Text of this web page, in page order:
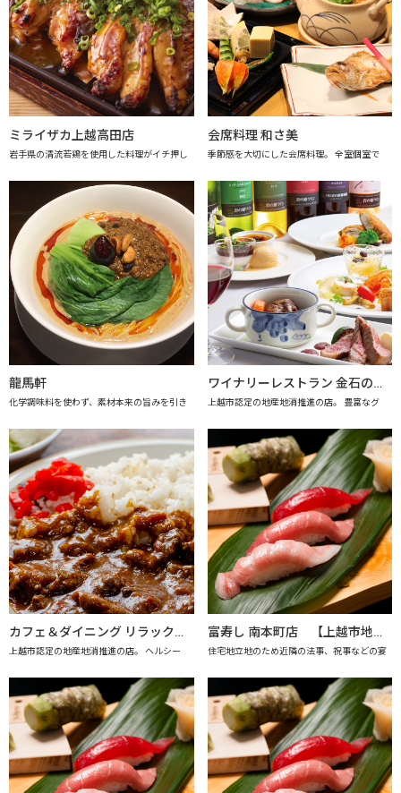
ミライザカ上越高田店
岩手県の清流若鶏を使用した料理がイチ押し
会席料理 和さ美
季節感を大切にした会席料理。 全室個室で
龍馬軒
化学調味料を使わず、素材本来の旨みを引き
ワイナリーレストラン 金石の音（きんせきのね） 【上越市地産地消推進の店認定店】
上越市認定の地産地消推進の店。 豊富なグ
カフェ＆ダイニング リラックス 【上越市地産地消推進の店認定店】
上越市認定の地産地消推進の店。 ヘルシー
富寿し 南本町店 【上越市地産地消の店認定店】
住宅地立地のため近隣の法事、祝事などの宴